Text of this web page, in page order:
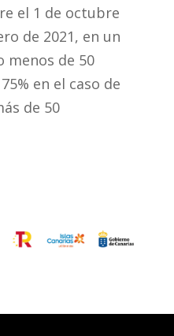
el 1 de octubre
de 2021, en un
menos de 50
en el caso de
de 50